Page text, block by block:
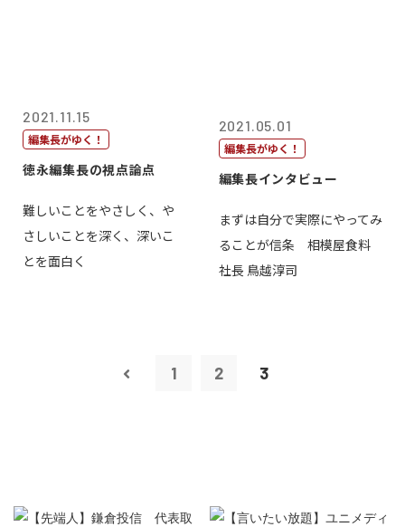
2021.11.15
編集長がゆく！
徳永編集長の視点論点
難しいことをやさしく、や
さしいことを深く、深いこ
とを面白く
2021.05.01
編集長がゆく！
編集長インタビュー
まずは自分で実際にやってみ
ることが信条 相模屋食料
社長 鳥越淳司
1 2 3